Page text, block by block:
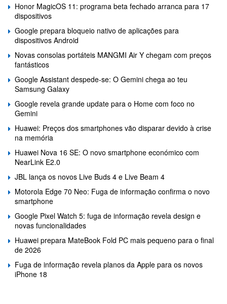
Honor MagicOS 11: programa beta fechado arranca para 17
dispositivos
Google prepara bloqueio nativo de aplicações para
dispositivos Android
Novas consolas portáteis MANGMI Air Y chegam com preços
fantásticos
Google Assistant despede-se: O Gemini chega ao teu
Samsung Galaxy
Google revela grande update para o Home com foco no
Gemini
Huawei: Preços dos smartphones vão disparar devido à crise
na memória
Huawei Nova 16 SE: O novo smartphone económico com
NearLink E2.0
JBL lança os novos Live Buds 4 e Live Beam 4
Motorola Edge 70 Neo: Fuga de informação confirma o novo
smartphone
Google Pixel Watch 5: fuga de informação revela design e
novas funcionalidades
Huawei prepara MateBook Fold PC mais pequeno para o final
de 2026
Fuga de informação revela planos da Apple para os novos
iPhone 18